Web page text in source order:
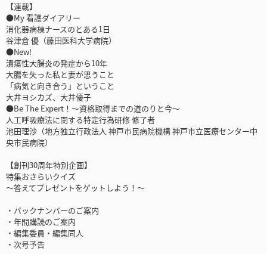
【連載】
●My 看護ダイアリー
消化器病棟ナースのとある1日
谷津倉 優（藤田医科大学病院）
●New!
潰瘍性大腸炎の発症から10年
大腸を失った私と妻が思うこと
「病気と向き合う」ということ
大井ヨシカズ、大井優子
●Be The Expert！～資格取得までの道のりと今～
人工呼吸療法に関する特定行為研修 修了者
池田理沙（地方独立行政法人 神戸市民病院機構 神戸市立医療センター中
央市民病院）
【創刊30周年特別企画】
特集おさらいクイズ
～答えてプレゼントをゲットしよう！～
・バックナンバーのご案内
・年間購読のご案内
・編集委員・編集同人
・次号予告